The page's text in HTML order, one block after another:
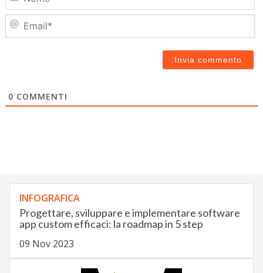
0 COMMENTI
INFOGRAFICA
Progettare, sviluppare e implementare software
app custom efficaci: la roadmap in 5 step
09 Nov 2023